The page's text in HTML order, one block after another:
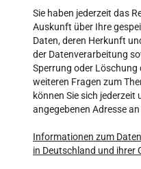
Sie haben jederzeit das
Auskunft über Ihre
Daten, deren Herkunft
der Datenverarbeitung
Sperrung oder Löschung
weiteren Fragen zum
können Sie sich jederzeit
angegebenen Adresse
Informationen zum
in Deutschland und ihrer